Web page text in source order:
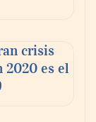
crisis
2020 es el